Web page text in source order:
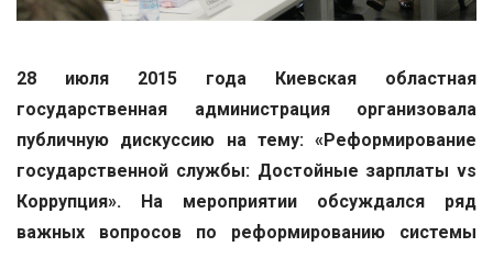
28 июля 2015 года Киевская областная
государственная администрация организовала
публичную дискуссию на тему: «Реформирование
государственной службы: Достойные зарплаты vs
Коррупция». На мероприятии обсуждался ряд
важных вопросов по реформированию системы